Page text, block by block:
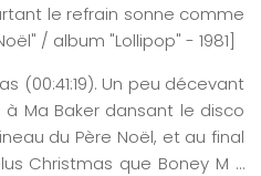
le refrain sonne comme
/ album "Lollipop" - 1981]
(00:41:19). Un peu décevant
Ma Baker dansant le disco
du Père Noël, et au final
Christmas que Boney M …